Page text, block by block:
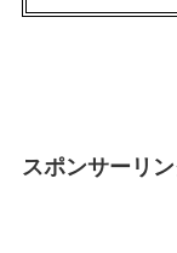
スポンサーリン